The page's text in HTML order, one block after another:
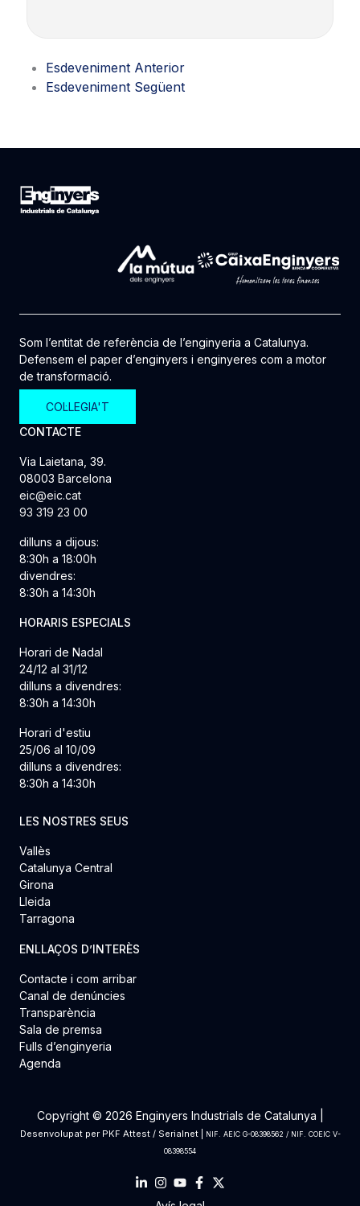
Esdeveniment Anterior
Esdeveniment Següent
Som l’entitat de referència de l’enginyeria a Catalunya.
Defensem el paper d’enginyers i enginyeres com a motor
de transformació.
COL·LEGIA'T
CONTACTE
Via Laietana, 39.
08003 Barcelona
eic@eic.cat
93 319 23 00
dilluns a dijous:
8:30h a 18:00h
divendres:
8:30h a 14:30h
HORARIS ESPECIALS
Horari de Nadal
24/12 al 31/12
dilluns a divendres:
8:30h a 14:30h
Horari d'estiu
25/06 al 10/09
dilluns a divendres:
8:30h a 14:30h
LES NOSTRES SEUS
Vallès
Catalunya Central
Girona
Lleida
Tarragona
ENLLAÇOS D’INTERÈS
Contacte i com arribar
Canal de denúncies
Transparència
Sala de premsa
Fulls d’enginyeria
Agenda
Copyright © 2026 Enginyers Industrials de Catalunya |
Desenvolupat per PKF Attest/ Serialnet|
NIF. AEIC G-08398562 / NIF. COEIC V-
08398554